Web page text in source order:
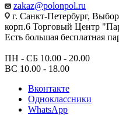
zakaz@polonpol.ru
г. Санкт-Петербург,
корп.6 Торговый Центр
Есть большая бесплатная
ПН - СБ 10.00 - 20.00
ВС 10.00 - 18.00
Вконтакте
Одноклассники
WhatsApp